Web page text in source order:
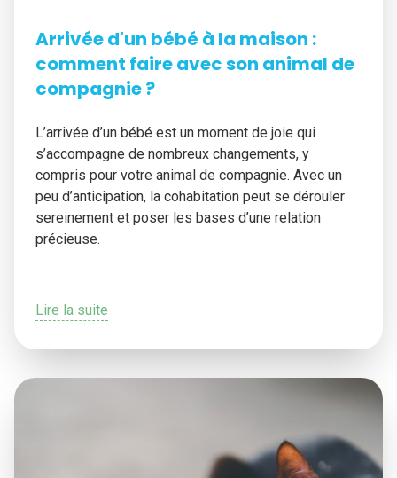
Arrivée d'un bébé à la maison :
comment faire avec son animal de
compagnie ?
L’arrivée d’un bébé est un moment de joie qui
s’accompagne de nombreux changements, y
compris pour votre animal de compagnie. Avec un
peu d’anticipation, la cohabitation peut se dérouler
sereinement et poser les bases d’une relation
précieuse.
Lire la suite